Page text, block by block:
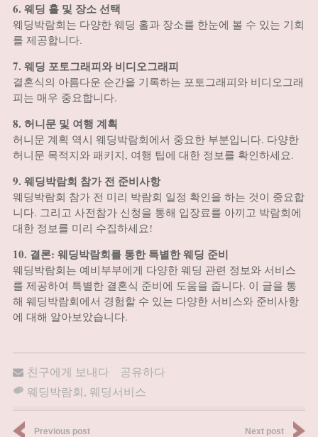
6. 웨딩 홀 및 장소 선택
웨딩박람회는 다양한 웨딩 홀과 장소를 한눈에 볼 수 있는 기회
를 제공합니다.
7. 웨딩 포토그래피와 비디오그래피
결혼식의 아름다운 순간을 기록하는 포토그래피와 비디오그래
피는 매우 중요합니다.
8. 허니문 및 여행 계획
허니문 계획 역시 웨딩박람회에서 중요한 부분입니다. 다양한
허니문 목적지와 패키지, 여행 팁에 대한 정보를 확인하세요.
9. 웨딩박람회 참가 전 준비사항
웨딩박람회 참가 전 미리 박람회 일정 확인을 하는 것이 중요합
니다. 그리고 사전참가 신청을 통해 입장료를 아끼고 박람회에
대한 정보를 미리 수집하세요!
10. 결론: 웨딩박람회를 통한 특별한 웨딩 준비
웨딩박람회는 예비부부에게 다양한 웨딩 관련 정보와 서비스
를 제공하여 특별한 결혼식 준비에 도움을 줍니다. 이 글을 통
해 웨딩박람회에서 경험할 수 있는 다양한 서비스와 준비사항
에 대해 알아보았습니다.
친구에게 보내다
공유하다
웨딩박람회, 웨딩서비스
Previous post Next post